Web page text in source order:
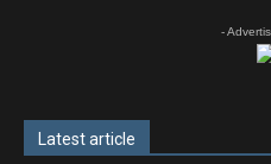
-
Latest article